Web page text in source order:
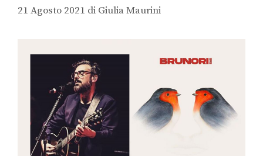
21 Agosto 2021 di Giulia Maurini